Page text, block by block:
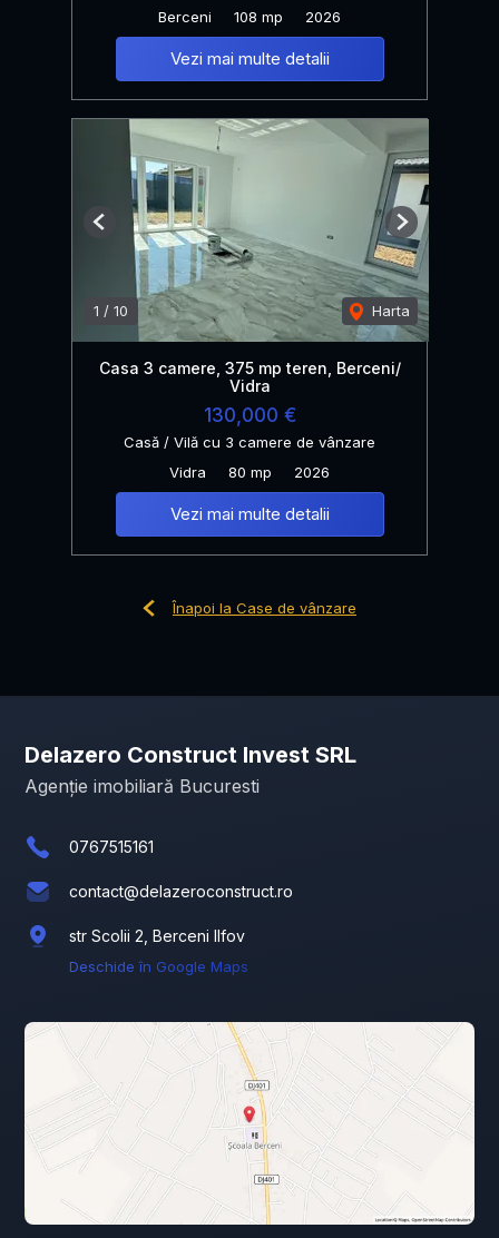
Berceni
108 mp 2026
Vezi mai multe detalii
1 / 10 Harta
Previous Next
Casa 3 camere, 375 mp teren, Berceni/
Vidra
130,000 €
Casă / Vilă cu 3 camere de vânzare
Vidra
80 mp 2026
Vezi mai multe detalii
Înapoi la Case de vânzare
Delazero Construct Invest SRL
Agenție imobiliară Bucuresti
0767515161
contact@delazeroconstruct.ro
str Scolii 2, Berceni Ilfov
Deschide în Google Maps